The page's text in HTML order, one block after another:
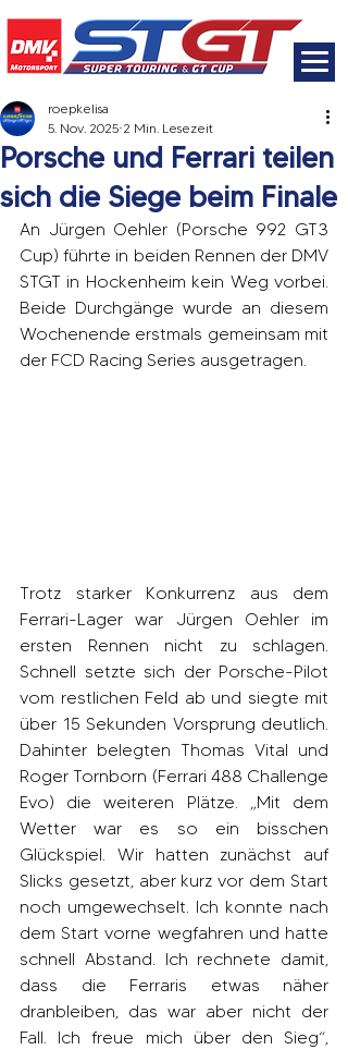
Porsche und Ferrari teilen
sich die Siege beim Finale
roepkelisa
5. Nov. 2025 2 Min. Lesezeit
An Jürgen Oehler (Porsche 992 GT3
Cup) führte in beiden Rennen der DMV
STGT in Hockenheim kein Weg vorbei.
Beide Durchgänge wurde an diesem
Wochenende erstmals gemeinsam mit
der FCD Racing Series ausgetragen.
Trotz starker Konkurrenz aus dem
Ferrari-Lager war Jürgen Oehler im
ersten Rennen nicht zu schlagen.
Schnell setzte sich der Porsche-Pilot
vom restlichen Feld ab und siegte mit
über 15 Sekunden Vorsprung deutlich.
Dahinter belegten Thomas Vital und
Roger Tornborn (Ferrari 488 Challenge
Evo) die weiteren Plätze. „Mit dem
Wetter war es so ein bisschen
Glückspiel. Wir hatten zunächst auf
Slicks gesetzt, aber kurz vor dem Start
noch umgewechselt. Ich konnte nach
dem Start vorne wegfahren und hatte
schnell Abstand. Ich rechnete damit,
dass die Ferraris etwas näher
dranbleiben, das war aber nicht der
Fall. Ich freue mich über den Sieg“,